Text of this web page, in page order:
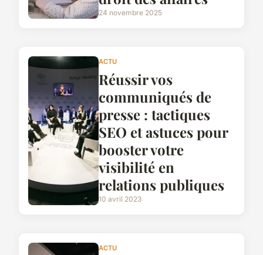
24 novembre 2025
ACTU
Réussir vos
communiqués de
presse : tactiques
SEO et astuces pour
booster votre
visibilité en
relations publiques
10 avril 2023
ACTU